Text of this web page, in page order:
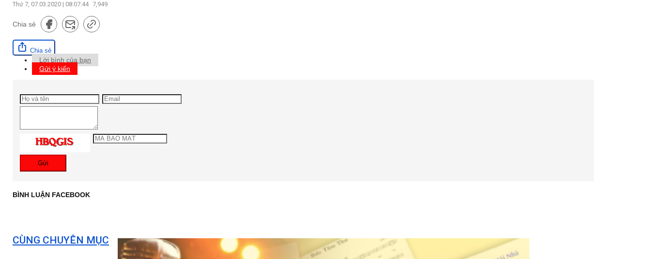
Thứ 7, 07.03.2020 | 08:07:44 7,949
Chia sẻ
Chia sẻ
Lời bình của bạn
Gửi ý kiến
Gửi
BÌNH LUẬN FACEBOOK
CÙNG CHUYÊN MỤC